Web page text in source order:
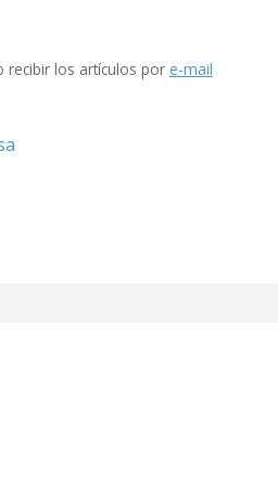
recibir los artículos por e-mail